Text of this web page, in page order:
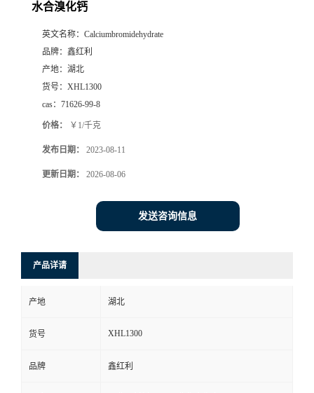
水合溴化钙
英文名称： Calciumbromidehydrate
品牌： 鑫红利
产地： 湖北
货号： XHL1300
cas： 71626-99-8
价格： ￥1/千克
发布日期： 2023-08-11
更新日期： 2026-08-06
发送咨询信息
产品详请
产地 湖北
货号 XHL1300
品牌 鑫红利